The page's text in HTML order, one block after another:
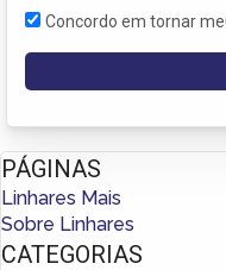
Concordo em tornar
PÁGINAS
Linhares Mais
Sobre Linhares
CATEGORIAS